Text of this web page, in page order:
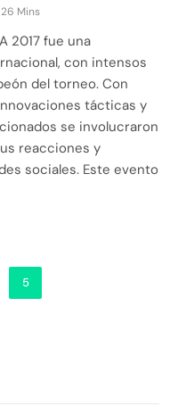
26 Mins
2017 fue una
con intensos
del torneo. Con
tácticas y
se involucraron
reacciones y
sociales. Este evento
5